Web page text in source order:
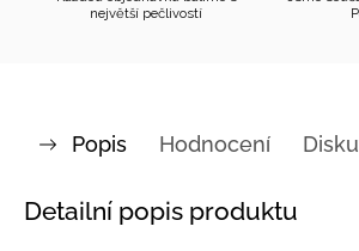
největší pečlivostí
Popis Hodnocení
Detailní popis produktu